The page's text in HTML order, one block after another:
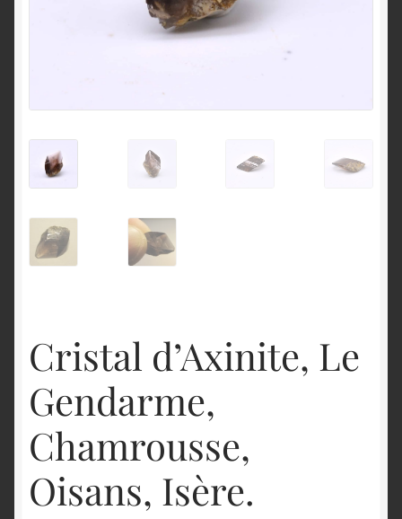
Cristal d’Axinite, Le
Gendarme,
Chamrousse,
Oisans, Isère.